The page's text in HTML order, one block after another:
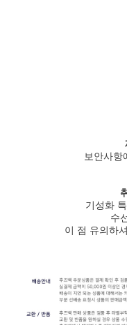
보안사항
기성화
수
이 점 유의하